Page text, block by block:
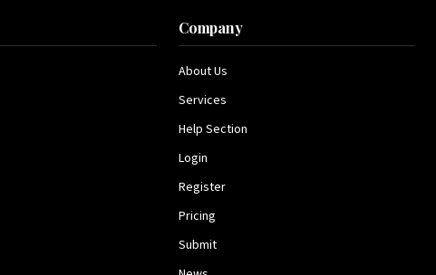
Company
About Us
Services
Help Section
Login
Register
Pricing
Submit